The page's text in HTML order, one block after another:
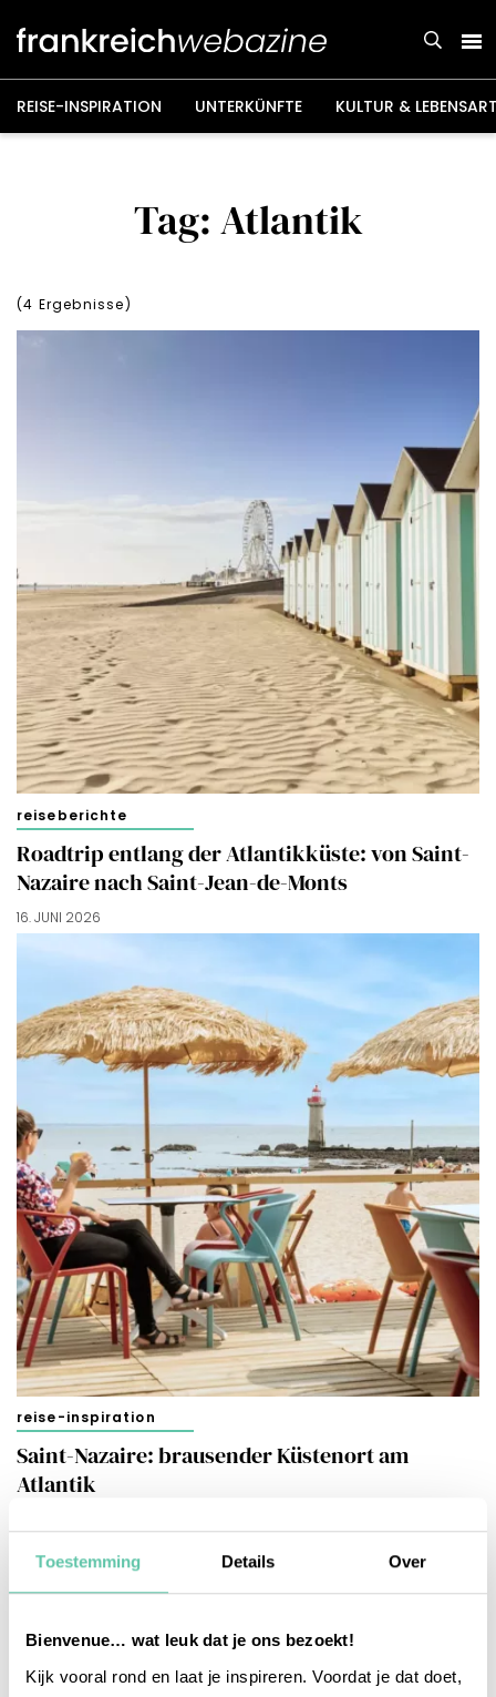
Toestemming Details Over
Bienvenue… wat leuk dat je ons bezoekt!
Kijk vooral rond en laat je inspireren. Voordat je dat doet,
Inhalt
REISE-INSPIRATION UNTERKÜNFTE KULTUR &
Tag: Atlantik
(4 Ergebnisse)
reiseberichte
Roadtrip entlang der Atlantikküste: von Saint-
Nazaire nach Saint-Jean-de-Monts
16. JUNI 2026
reise-inspiration
Saint-Nazaire: brausender Küstenort am
Atlantik